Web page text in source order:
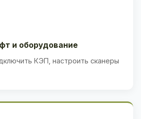
и оборудование
КЭП, настроить сканеры